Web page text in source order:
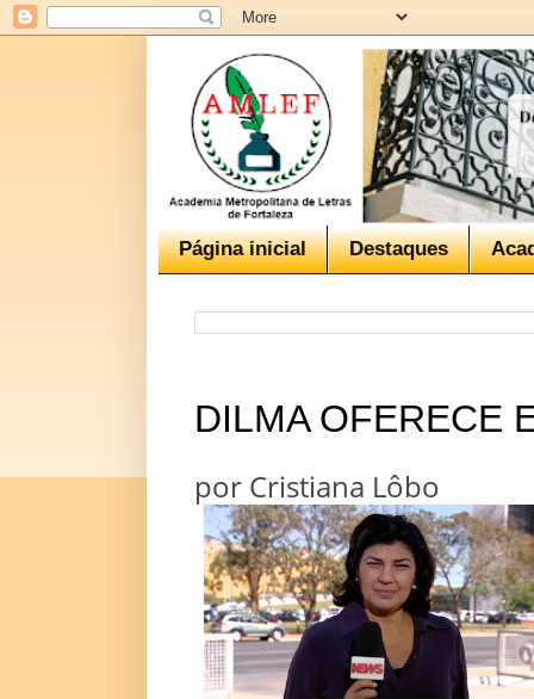
Página inicial Destaques
DILMA OFERECE
por Cristiana Lôbo